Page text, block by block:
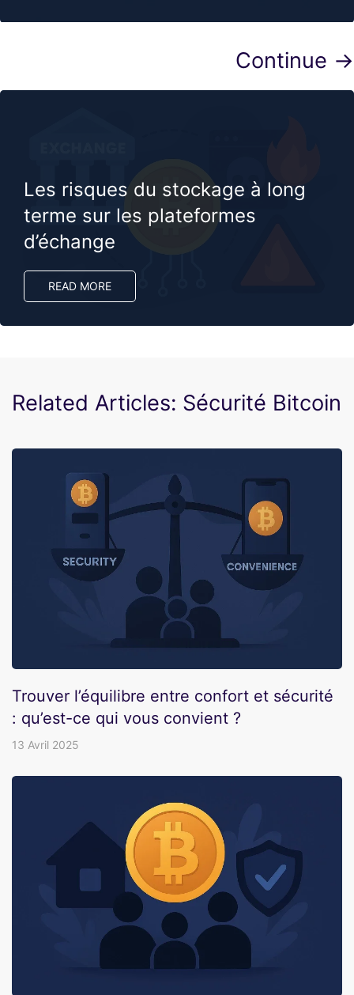
Continue →
Les risques du stockage à long
terme sur les plateformes
d’échange
READ MORE
Related Articles: Sécurité Bitcoin
Trouver l’équilibre entre confort et sécurité
: qu’est-ce qui vous convient ?
13 Avril 2025